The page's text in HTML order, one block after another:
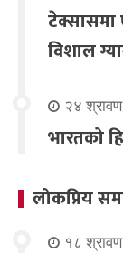
विशाल
२४
भारतको
लोकप्रिय
१८